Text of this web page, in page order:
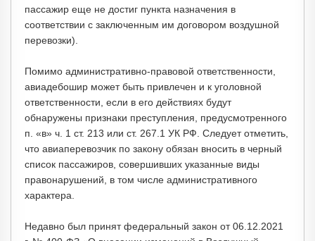
пассажир еще не достиг пункта назначения в
соответствии с заключенным им договором воздушной
перевозки).
Помимо административно-правовой ответственности,
авиадебошир может быть привлечен и к уголовной
ответственности, если в его действиях будут
обнаружены признаки преступления, предусмотренного
п. «в» ч. 1 ст. 213 или ст. 267.1 УК РФ. Следует отметить,
что авиаперевозчик по закону обязан вносить в черный
список пассажиров, совершивших указанные виды
правонарушений, в том числе административного
характера.
Недавно был принят федеральный закон от 06.12.2021